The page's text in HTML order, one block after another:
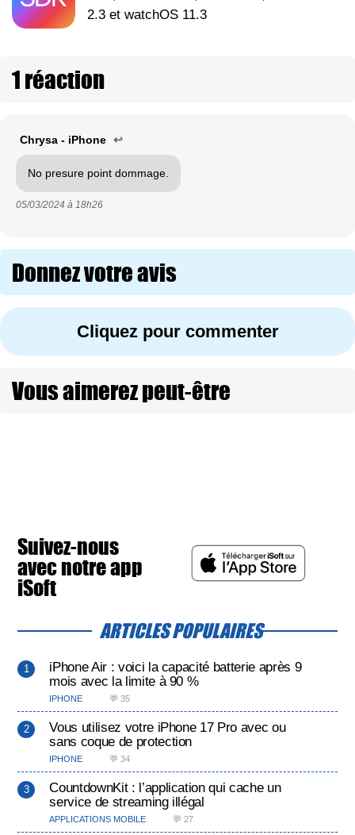
2.3 et watchOS 11.3
1 réaction
Chrysa - iPhone ↩
No presure point dommage.
05/03/2024 à 18h26
Donnez votre avis
Cliquez pour commenter
Vous aimerez peut-être
Suivez-nous
avec notre app
iSoft
ARTICLES POPULAIRES
iPhone Air : voici la capacité batterie après 9
mois avec la limite à 90 %
IPHONE 💬 35
Vous utilisez votre iPhone 17 Pro avec ou
sans coque de protection
IPHONE 💬 34
CountdownKit : l’application qui cache un
service de streaming illégal
APPLICATIONS MOBILE 💬 27